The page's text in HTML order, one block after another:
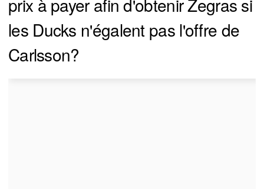
les Ducks n'égalent pas l'offre de
Carlsson?